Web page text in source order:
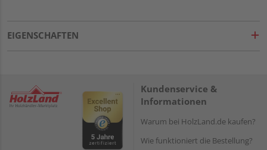
EIGENSCHAFTEN
Kundenservice &
Informationen
Warum bei HolzLand.de kaufen?
Wie funktioniert die Bestellung?